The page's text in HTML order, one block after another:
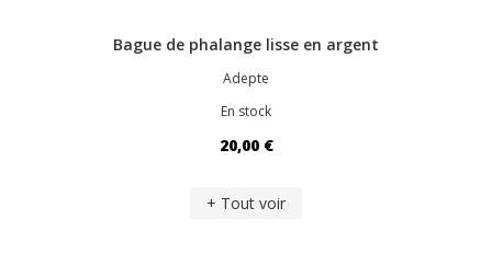
Bague de phalange lisse en argent
Adepte
En stock
20,00 €
+ Tout voir